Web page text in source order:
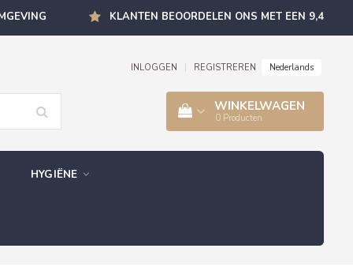
KLANTEN BEOORDELEN ONS MET EEN 9,4
INLOGGEN REGISTREREN Nederlands
WINKELWAGEN
0 Producten
HYGIËNE